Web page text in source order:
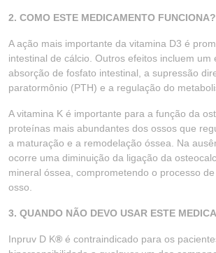
2. COMO ESTE MEDICAMENTO FUNCIONA?
A ação mais importante da vitamina D3 é
intestinal de cálcio. Outros efeitos incluem um
absorção de fosfato intestinal, a supressão
paratormônio (PTH) e a regulação do
A vitamina K é importante para a função da
proteínas mais abundantes dos ossos que
a maturação e a remodelação óssea. Na
ocorre uma diminuição da ligação da
mineral óssea, comprometendo o processo
osso.
3. QUANDO NÃO DEVO USAR ESTE
Inpruv D K® é contraindicado para os